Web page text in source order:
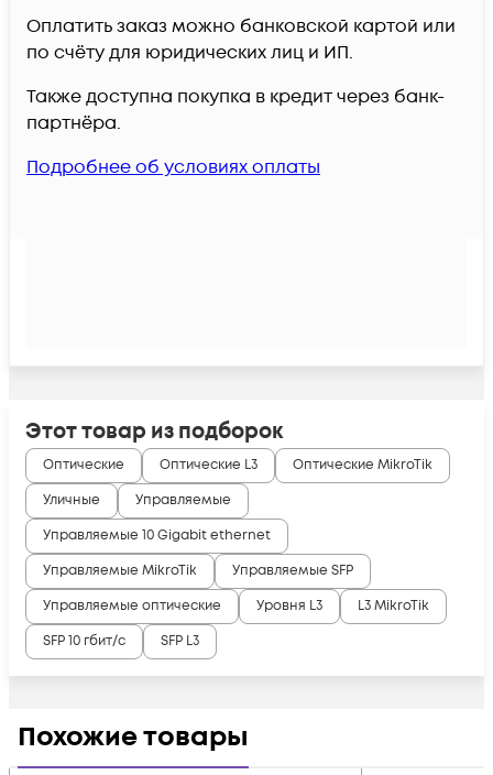
Оплатить заказ можно банковской картой или
по счёту для юридических лиц и ИП.
Также доступна покупка в кредит через банк-
партнёра.
Подробнее об условиях оплаты
Этот товар из подборок
Оптические Оптические L3
Оптические MikroTik
Уличные
Управляемые
Управляемые 10 Gigabit ethernet
Управляемые MikroTik
Управляемые SFP
Управляемые оптические
Уровня L3
L3 MikroTik
SFP 10 гбит/с
SFP L3
Похожие товары